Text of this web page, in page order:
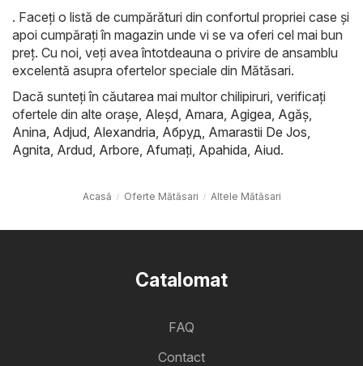
. Faceți o listă de cumpărături din confortul propriei case și
apoi cumpărați în magazin unde vi se va oferi cel mai bun
preț. Cu noi, veți avea întotdeauna o privire de ansamblu
excelentă asupra ofertelor speciale din Mătăsari.
Dacă sunteți în căutarea mai multor chilipiruri, verificați
ofertele din alte orașe, Aleşd Amara Agigea Agăş
Anina Adjud Alexandria Абруд Amarastii De Jos
Agnita Ardud Arbore Afumaţi Apahida Aiud.
Acasă Oferte Mătăsari Altele Mătăsari
Catalomat
FAQ
Contact